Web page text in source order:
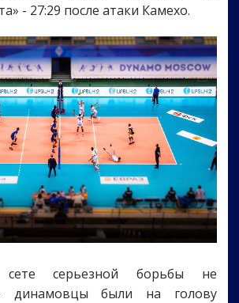
- 27:29 после атаки Камехо.
серьезной борьбы не
динамовцы были на голову